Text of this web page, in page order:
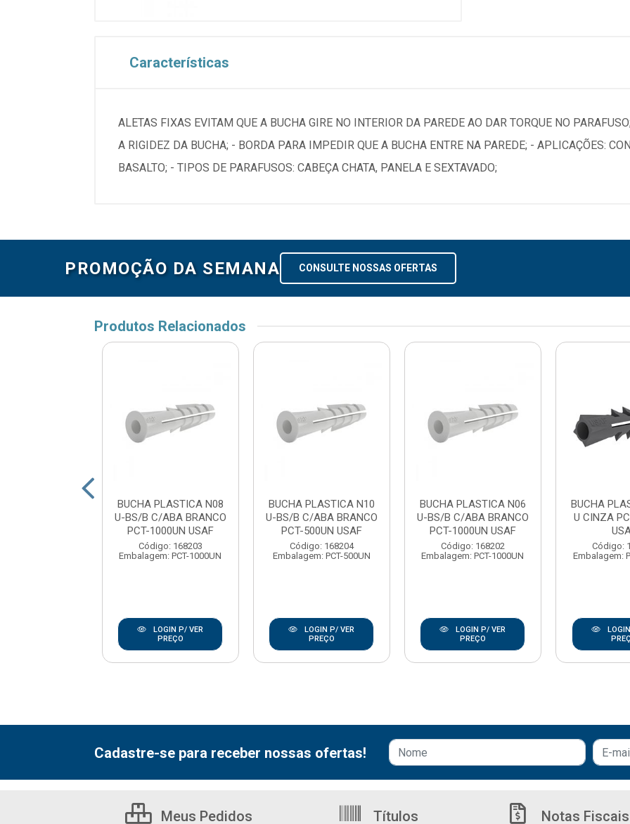
Características
ALETAS FIXAS EVITAM QUE A BUCHA GIRE NO INTERIOR DA PAREDE AO DAR TORQUE NO
A RIGIDEZ DA BUCHA; - BORDA PARA IMPEDIR QUE A BUCHA ENTRE NA PAREDE; - APLICAÇÕES:
BASALTO; - TIPOS DE PARAFUSOS: CABEÇA CHATA, PANELA E SEXTAVADO;
PROMOÇÃO DA SEMANA CONSULTE NOSSAS OFERTAS
Produtos Relacionados
BUCHA PLASTICA N08
U-BS/B C/ABA BRANCO
PCT-1000UN USAF
Código: 168203
Embalagem: PCT-1000UN
LOGIN P/ VER
PREÇO
BUCHA PLASTICA N10
U-BS/B C/ABA BRANCO
PCT-500UN USAF
Código: 168204
Embalagem: PCT-500UN
LOGIN P/ VER
PREÇO
BUCHA PLASTICA N06
U-BS/B C/ABA BRANCO
PCT-1000UN USAF
Código: 168202
Embalagem: PCT-1000UN
LOGIN P/ VER
PREÇO
BUCHA
U CINZA
Código:
Embalagem:
Cadastre-se para receber nossas ofertas!
Meus Pedidos Títulos Notas Fiscais